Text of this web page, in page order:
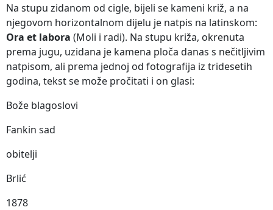
Na stupu zidanom od cigle, bijeli se kameni križ, a na
njegovom horizontalnom dijelu je natpis na latinskom:
Ora et labora (Moli i radi). Na stupu križa, okrenuta
prema jugu, uzidana je kamena ploča danas s nečitljivim
natpisom, ali prema jednoj od fotografija iz tridesetih
godina, tekst se može pročitati i on glasi:
Bože blagoslovi
Fankin sad
obitelji
Brlić
1878